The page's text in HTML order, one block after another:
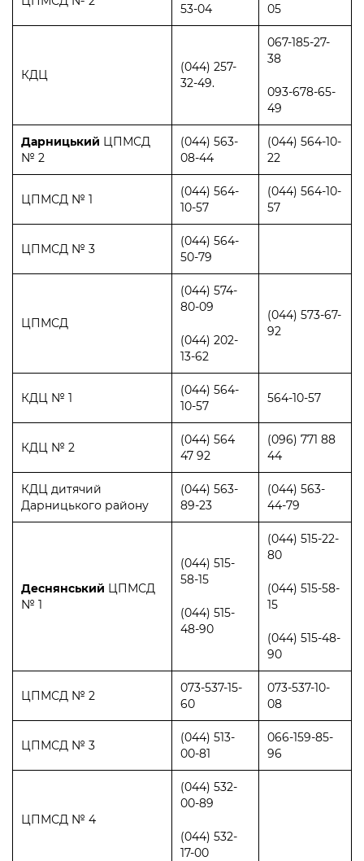
53-04 05
КДЦ
(044) 257-
32-49.
067-185-27-
38
093-678-65-
49
Дарницький ЦПМСД
№ 2
(044) 563-
08-44
(044) 564-10-
22
ЦПМСД № 1
(044) 564-
10-57
(044) 564-10-
57
ЦПМСД № 3
(044) 564-
50-79
ЦПМСД
(044) 574-
80-09
(044) 202-
13-62
(044) 573-67-
92
КДЦ № 1
(044) 564-
10-57
564-10-57
КДЦ № 2
(044) 564
47 92
(096) 771 88
44
КДЦ дитячий
Дарницького району
(044) 563-
89-23
(044) 563-
44-79
Деснянський ЦПМСД
№ 1
(044) 515-
58-15
(044) 515-
48-90
(044) 515-22-
80
(044) 515-58-
15
(044) 515-48-
90
ЦПМСД № 2
073-537-15-
60
073-537-10-
08
ЦПМСД № 3
(044) 513-
00-81
066-159-85-
96
ЦПМСД № 4
(044) 532-
00-89
(044) 532-
17-00